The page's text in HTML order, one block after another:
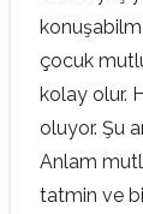
çocuk
kolay olur.
oluyor. Şu
Anlam
tatmin ve